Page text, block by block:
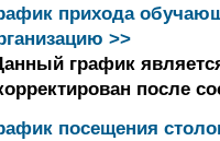
прихода
>>
график
после
посещения